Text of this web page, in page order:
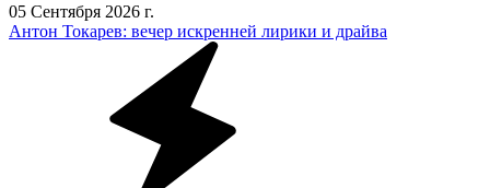
05 Сентября 2026 г.
Антон Токарев: вечер искренней лирики и драйва